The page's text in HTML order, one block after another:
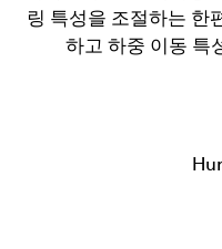
링 특성을 조절하는 한
하고 하중 이동 특